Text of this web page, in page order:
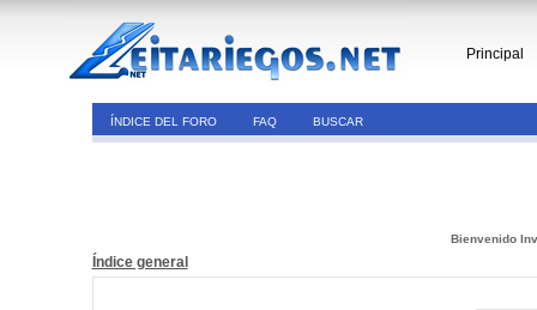
Principal
ÍNDICE DEL FORO FAQ BUSCAR
Bienvenido
Índice general